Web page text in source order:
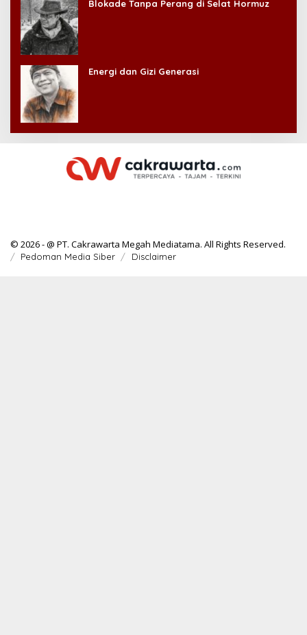
Blokade Tanpa Perang di Selat Hormuz
Energi dan Gizi Generasi
© 2026 - @ PT. Cakrawarta Megah Mediatama. All Rights Reserved.
Pedoman Media Siber Disclaimer